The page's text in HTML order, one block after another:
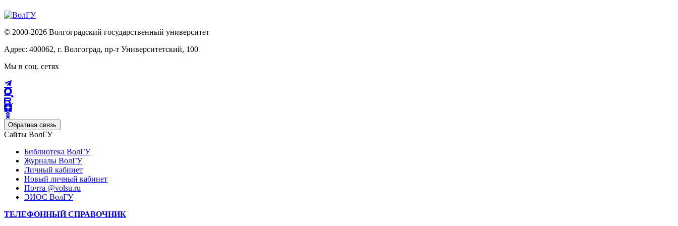
© 2000-2026 Волгоградский государственный университет
Адрес: 400062, г. Волгоград, пр-т Университетский, 100
Мы в соц. сетях
Обратная связь
Сайты ВолГУ
Библиотека ВолГУ
Журналы ВолГУ
Личный кабинет
Новый личный кабинет
Почта @volsu.ru
ЭИОС ВолГУ
ТЕЛЕФОННЫЙ СПРАВОЧНИК